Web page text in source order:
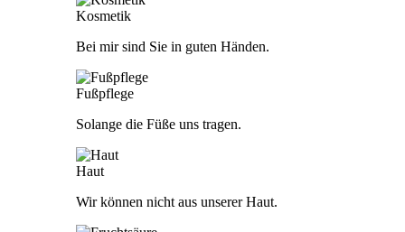
Kosmetik
Bei mir sind Sie in guten Händen.
Fußpflege
Solange die Füße uns tragen.
Haut
Wir können nicht aus unserer Haut.